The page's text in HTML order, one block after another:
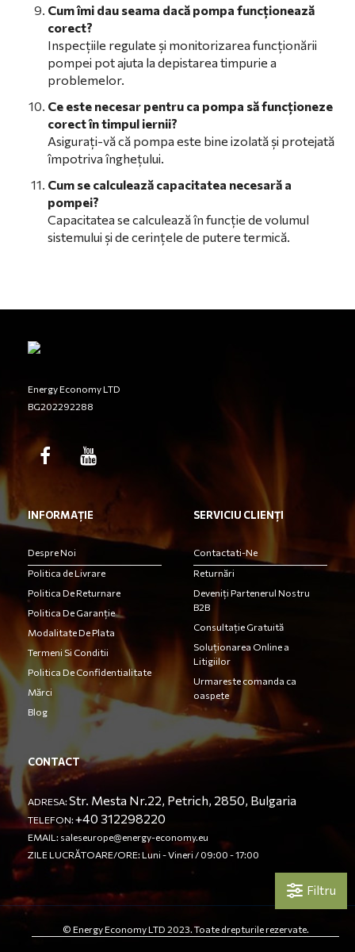
Filtru
Cum îmi dau seama dacă pompa funcționează
corect?
Inspecțiile regulate și monitorizarea funcționării
pompei pot ajuta la depistarea timpurie a
problemelor.
Ce este necesar pentru ca pompa să funcționeze
corect în timpul iernii?
Asigurați-vă că pompa este bine izolată și protejată
împotriva înghețului.
Cum se calculează capacitatea necesară a
pompei?
Capacitatea se calculează în funcție de volumul
sistemului și de cerințele de putere termică.
Energy Economy LTD
BG202292288
INFORMAȚIE
Despre Noi
Politica de Livrare
Politica De Returnare
Politica De Garanție
Modalitate De Plata
Termeni Si Conditii
Politica De Confidentialitate
Mărci
Blog
SERVICIU CLIENȚI
Contactati-Ne
Returnări
Deveniți Partenerul Nostru
B2B
Consultație Gratuită
Soluționarea Online a
Litigiilor
Urmareste comanda ca
oaspete
CONTACT
ADRESA:Str. Mesta Nr.22, Petrich, 2850, Bulgaria
TELEFON:+40 312298220
EMAIL: saleseurope@energy-economy.eu
ZILE LUCRĂTOARE/ORE: Luni - Vineri / 09:00 - 17:00
© Energy Economy LTD 2023. Toate drepturile rezervate.